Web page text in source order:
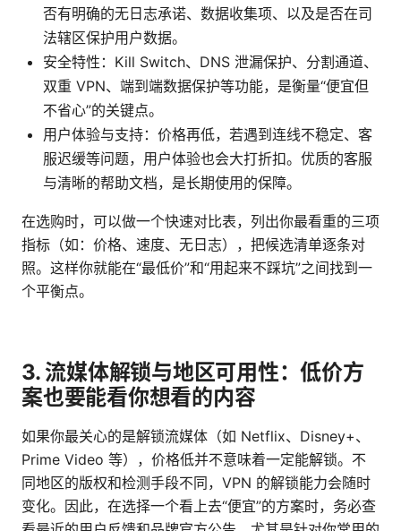
否有明确的无日志承诺、数据收集项、以及是否在司
法辖区保护用户数据。
安全特性：Kill Switch、DNS 泄漏保护、分割通道、
双重 VPN、端到端数据保护等功能，是衡量“便宜但
不省心”的关键点。
用户体验与支持：价格再低，若遇到连线不稳定、客
服迟缓等问题，用户体验也会大打折扣。优质的客服
与清晰的帮助文档，是长期使用的保障。
在选购时，可以做一个快速对比表，列出你最看重的三项
指标（如：价格、速度、无日志），把候选清单逐条对
照。这样你就能在“最低价”和“用起来不踩坑”之间找到一
个平衡点。
3. 流媒体解锁与地区可用性：低价方
案也要能看你想看的内容
如果你最关心的是解锁流媒体（如 Netflix、Disney+、
Prime Video 等），价格低并不意味着一定能解锁。不
同地区的版权和检测手段不同，VPN 的解锁能力会随时
变化。因此，在选择一个看上去“便宜”的方案时，务必查